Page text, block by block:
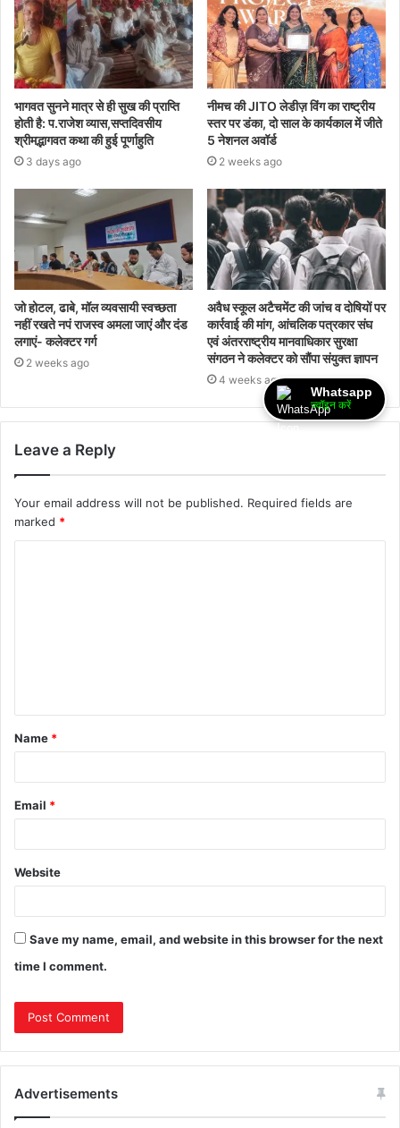
भागवत सुनने मात्र से ही सुख की प्राप्ति
होती है: प.राजेश व्यास,सप्तदिवसीय
श्रीमद्भागवत कथा की हुई पूर्णाहुति
3 days ago
नीमच की JITO लेडीज़ विंग का राष्ट्रीय
स्तर पर डंका, दो साल के कार्यकाल में जीते
5 नेशनल अवॉर्ड
2 weeks ago
जो होटल, ढाबे, मॉल व्यवसायी स्वच्छता
नहीं रखते नपं राजस्व अमला जाएं और दंड
लगाएं- कलेक्टर गर्ग
2 weeks ago
अवैध स्कूल अटैचमेंट की जांच व दोषियों पर
कार्रवाई की मांग, आंचलिक पत्रकार संघ
एवं अंतरराष्ट्रीय मानवाधिकार सुरक्षा
संगठन ने कलेक्टर को सौंपा संयुक्त ज्ञापन
4 weeks ago
Leave a Reply
Your email address will not be published. Required fields are
marked *
Name *
Email *
Website
Save my name, email, and website in this browser for the next
time I comment.
Advertisements
Whatsapp
ज्वॉइन करें